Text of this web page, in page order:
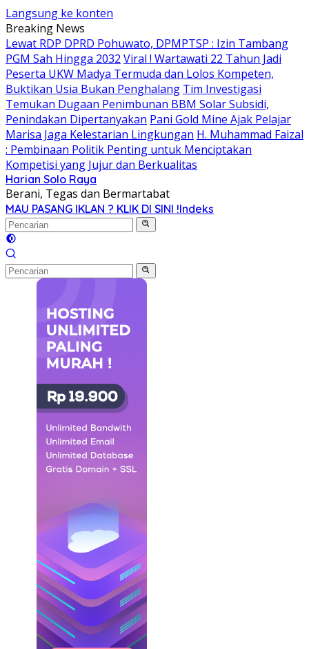
Langsung ke konten
Breaking News
Lewat RDP DPRD Pohuwato, DPMPTSP : Izin Tambang
PGM Sah Hingga 2032 Viral ! Wartawati 22 Tahun Jadi
Peserta UKW Madya Termuda dan Lolos Kompeten,
Buktikan Usia Bukan Penghalang Tim Investigasi
Temukan Dugaan Penimbunan BBM Solar Subsidi,
Penindakan Dipertanyakan Pani Gold Mine Ajak Pelajar
Marisa Jaga Kelestarian Lingkungan H. Muhammad Faizal
: Pembinaan Politik Penting untuk Menciptakan
Kompetisi yang Jujur dan Berkualitas
Harian Solo Raya
Berani, Tegas dan Bermartabat
MAU PASANG IKLAN ? KLIK DI SINI !Indeks